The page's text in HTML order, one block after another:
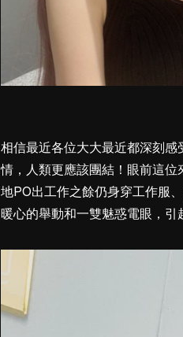
相信最近各位大大最近都深刻
情，人類更應該團結！眼前這
地PO出工作之餘仍身穿工作服
暖心的舉動和一雙魅惑電眼，引